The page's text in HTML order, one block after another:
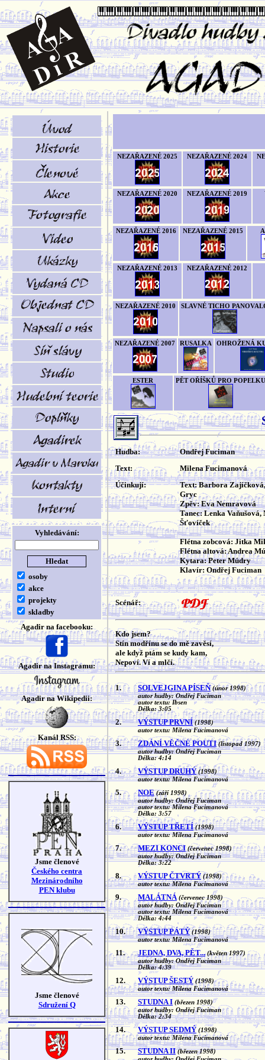
Vyhledávání:
osoby
akce
projekty
skladby
Agadir na facebooku:
Agadir na Instagramu:
Agadir na Wikipedii:
Kanál RSS:
Jsme členové
Českého centra
Mezinárodního
PEN klubu
Jsme členové
Sdružení Q
NEZAŘAZENÉ 2025 NEZAŘAZENÉ 2024
NEZAŘAZENÉ 2020 NEZAŘAZENÉ 2019
NEZAŘAZENÉ 2016 NEZAŘAZENÉ 2015
NEZAŘAZENÉ 2013 NEZAŘAZENÉ 2012
NEZAŘAZENÉ 2010 SLAVNÉ TICHO
NEZAŘAZENÉ 2007 RUSALKA OHROŽENÁ
ESTER PĚT OŘÍŠKŮ PRO POPELKU
Hudba:
Ondřej Fuciman
Text:
Milena Fucimanová
Účinkují:
Text: Barbora
Gryc
Zpěv: Eva Nemravová
Tanec: Lenka
Šťovíček
Flétna zobcová: Jitka
Flétna altová: Andrea
Kytara: Peter Múdry
Klavír: Ondřej Fuciman
Scénář:
Kdo jsem?
Stín modřínu se do mě zavěsí,
ale když ptám se kudy kam,
Nepoví. Ví a mlčí.
1. SOLVEJGINA PÍSEŇ (únor 1998)
autor hudby: Ondřej Fuciman
autor textu: Ibsen
Délka: 3:05
2. VÝSTUP PRVNÍ (1998)
autor textu: Milena Fucimanová
3. ZDÁNÍ VĚČNÉ POUTI (listopad 1997)
autor hudby: Ondřej Fuciman
Délka: 4:14
4. VÝSTUP DRUHÝ (1998)
autor textu: Milena Fucimanová
5. NOE (září 1998)
autor hudby: Ondřej Fuciman
autor textu: Milena Fucimanová
Délka: 3:57
6. VÝSTUP TŘETÍ (1998)
autor textu: Milena Fucimanová
7. MEZI KONCI (červenec 1998)
autor hudby: Ondřej Fuciman
Délka: 3:22
8. VÝSTUP ČTVRTÝ (1998)
autor textu: Milena Fucimanová
9. MALÁTNÁ (červenec 1998)
autor hudby: Ondřej Fuciman
autor textu: Milena Fucimanová
Délka: 4:44
10. VÝSTUP PÁTÝ (1998)
autor textu: Milena Fucimanová
11. JEDNA, DVA, PĚT... (květen 1997)
autor hudby: Ondřej Fuciman
Délka: 4:39
12. VÝSTUP ŠESTÝ (1998)
autor textu: Milena Fucimanová
13. STUDNA I (březen 1998)
autor hudby: Ondřej Fuciman
Délka: 2:34
14. VÝSTUP SEDMÝ (1998)
autor textu: Milena Fucimanová
15. STUDNA II (březen 1998)